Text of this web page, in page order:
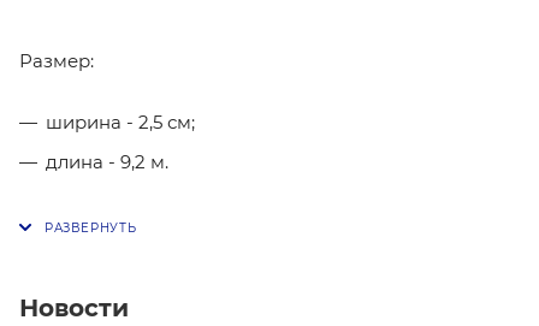
Размер:
ширина - 2,5 см;
длина - 9,2 м.
Новости